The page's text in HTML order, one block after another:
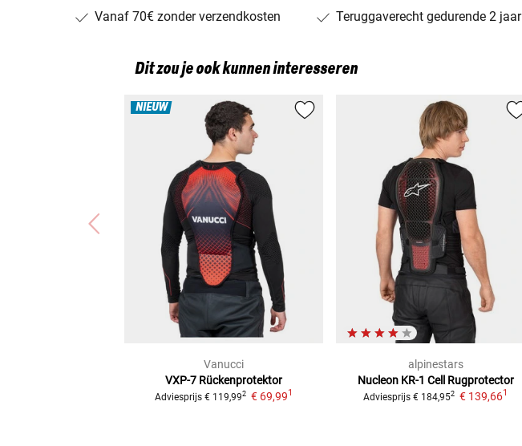
Vanaf 70€ zonder verzendkosten Teruggaverecht gedurende 2 jaar
Dit zou je ook kunnen interesseren
NIEUW
Vanucci
VXP-7 Rückenprotektor
Adviesprijs € 119,992 € 69,991
alpinestars
Nucleon KR-1 Cell Rugprotector
Adviesprijs € 184,952 € 139,661